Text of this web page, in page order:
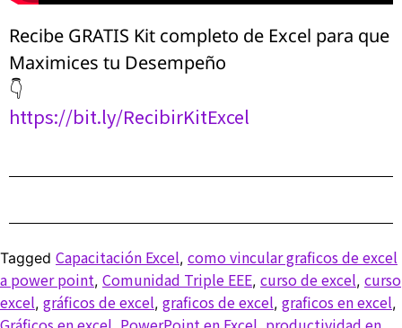
Recibe GRATIS Kit completo de Excel para que
Maximices tu Desempeño
👇
https://bit.ly/RecibirKitExcel
Tagged Capacitación Excel, como vincular graficos de excel
a power point, Comunidad Triple EEE, curso de excel, curso
excel, gráficos de excel, graficos de excel, graficos en excel,